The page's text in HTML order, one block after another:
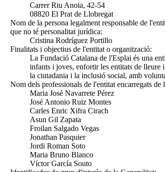
Carrer Riu Anoia, 42-54
08820 El Prat de Llobregat
Nom de la persona legalment responsable de
que no té personalitat jurídica:
Cristina Rodríguez Portillo
Finalitats i objectius de l'entitat o organització:
La Fundació Catalana de l'Esplai és una
infants i joves, enfortir les entitats de
la ciutadania i la inclusió social, amb
Nom dels professionals de l'entitat encarregats de
Maria José Navarrete Pérez
José Antonio Ruiz Montes
Carles Enric Xifra Cirach
Asun Gil Zapata
Froilan Salgado Vegas
Jonathan Pasquier
Jordi Roman Soto
Maria Bruno Blanco
Víctor García Souto